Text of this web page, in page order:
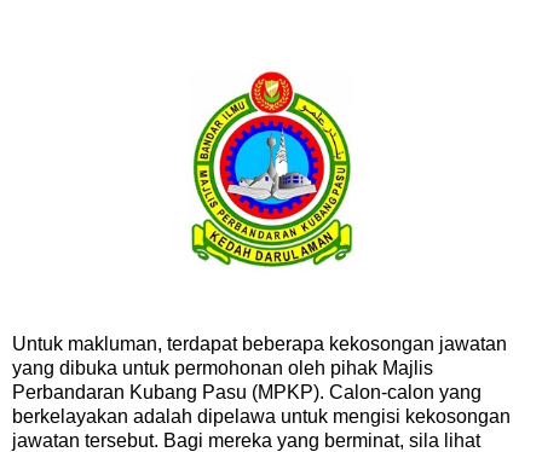
Untuk makluman, terdapat beberapa kekosongan jawatan
yang dibuka untuk permohonan oleh pihak Majlis
Perbandaran Kubang Pasu (MPKP). Calon-calon yang
berkelayakan adalah dipelawa untuk mengisi kekosongan
jawatan tersebut. Bagi mereka yang berminat, sila lihat